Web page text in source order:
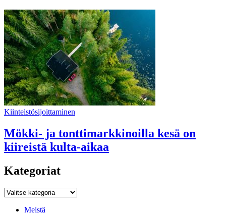
Kiinteistösijoittaminen
Mökki- ja tonttimarkkinoilla kesä on
kiireistä kulta-aikaa
Kategoriat
Kategoriat
Meistä